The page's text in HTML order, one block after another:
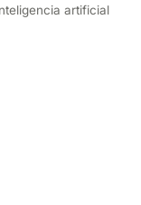
artificial